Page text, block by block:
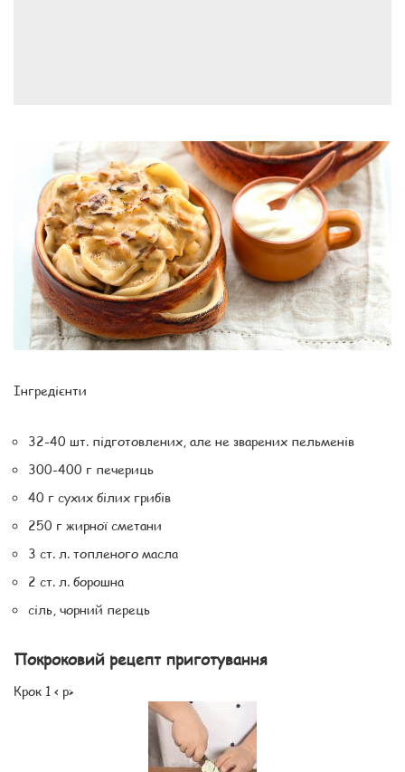
Інгредієнти
32-40 шт. підготовлених, але не зварених пельменів
300-400 г печериць
40 г сухих білих грибів
250 г жирної сметани
3 ст. л. топленого масла
2 ст. л. борошна
сіль, чорний перець
Покроковий рецепт приготування
Крок 1 < p>